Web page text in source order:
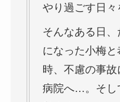
やり過ごす日々
そんなある日
になった小梅
時、不慮の事
病院へ…。そし